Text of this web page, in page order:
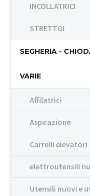
INCOLLATRICI
STRETTOI
SEGHERIA -
VARIE
Affilatrici
Aspirazione
Carrelli elevatori
elettroutensili
Utensili nuovi e